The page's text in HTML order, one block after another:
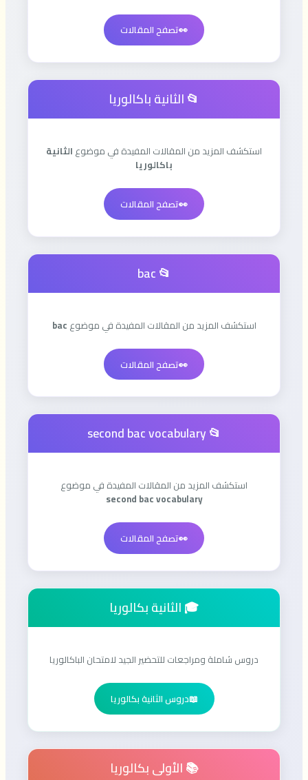
👀تصفح المقالات
📂 الثانية باكالوريا
استكشف المزيد من المقالات المفيدة في موضوع الثانية
باكالوريا
👀تصفح المقالات
📂 bac
استكشف المزيد من المقالات المفيدة في موضوع bac
👀تصفح المقالات
📂 second bac vocabulary
استكشف المزيد من المقالات المفيدة في موضوع
second bac vocabulary
👀تصفح المقالات
🎓 الثانية بكالوريا
دروس شاملة ومراجعات للتحضير الجيد لامتحان الباكالوريا
📖دروس الثانية بكالوريا
📚 الأولى بكالوريا